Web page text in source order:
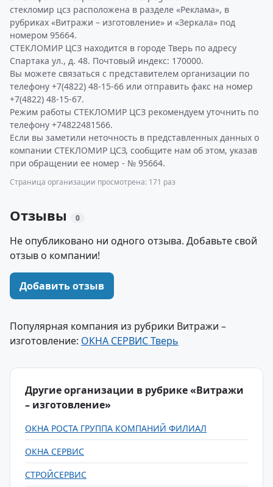
стекломир цсз расположена в разделе «Реклама», в
рубриках «Витражи – изготовление» и «Зеркала» под
номером 95664.
СТЕКЛОМИР ЦСЗ находится в городе Тверь по адресу
Спартака ул., д. 48. Почтовый индекс: 170000.
Вы можете связаться с представителем организации по
телефону +7(4822) 48-15-66 или отправить факс на номер
+7(4822) 48-15-67.
Режим работы СТЕКЛОМИР ЦСЗ рекомендуем уточнить по
телефону +74822481566.
Если вы заметили неточность в представленных данных о
компании СТЕКЛОМИР ЦСЗ, сообщите нам об этом, указав
при обращении ее номер - № 95664.
Страница организации просмотрена: 171 раз
Отзывы 0
Не опубликовано ни одного отзыва. Добавьте свой
отзыв о компании!
Добавить отзыв
Популярная компания из рубрики Витражи –
изготовление: ОКНА СЕРВИС Тверь
Другие организации в рубрике «Витражи
– изготовление»
ОКНА РОСТА ГРУППА КОМПАНИЙ ФИЛИАЛ
ОКНА СЕРВИС
СТРОЙСЕРВИС